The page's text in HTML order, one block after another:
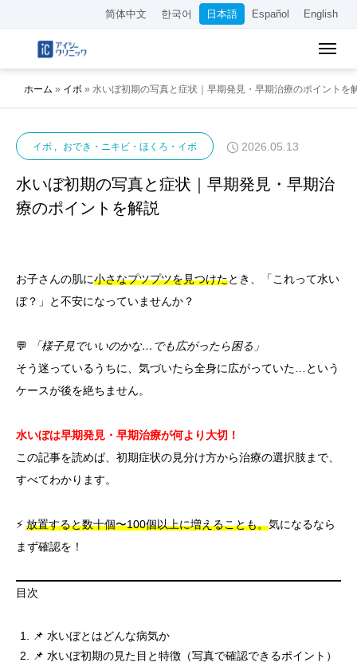
简体中文 한국어 日本語 Español English
ホーム » イボ » 水いぼ初期の写真と症状｜早期発見・早期治療のポイントを
イボ おでき・ニキビ・ほくろ・イボ 2026.05.13
水いぼ初期の写真と症状｜早期発見・早期治
療のポイントを解説
お子さんの肌に小さなプツプツを見つけたとき、「これって水い
ぼ？」と不安になっていませんか？
💬
「様子見でいいのかな…でも広がったら困る」
そう迷っているうちに、気づいたら全身に広がっていた…という
ケースが後を絶ちません。
水いぼは早期発見・早期治療が何より大切！
この記事を読めば、初期症状の見分け方から治療の選択肢まで、
すべてわかります。
⚡ 放置すると数十個〜100個以上に増えることも。気になるなら
まず確認を！
目次
📌 水いぼとはどんな病気か
📌 水いぼ初期の見た目と特徴（写真で確認できるポイント）